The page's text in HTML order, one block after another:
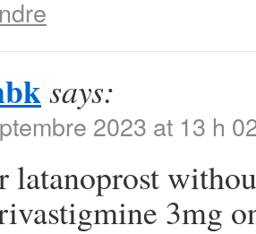
says:
2023 at 13 h
latanoprost
3mg